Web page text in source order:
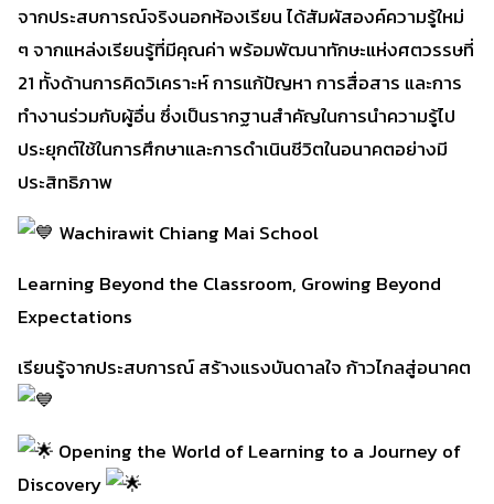
จากประสบการณ์จริงนอกห้องเรียน ได้สัมผัสองค์ความรู้ใหม่
ๆ จากแหล่งเรียนรู้ที่มีคุณค่า พร้อมพัฒนาทักษะแห่งศตวรรษที่
21 ทั้งด้านการคิดวิเคราะห์ การแก้ปัญหา การสื่อสาร และการ
ทำงานร่วมกับผู้อื่น ซึ่งเป็นรากฐานสำคัญในการนำความรู้ไป
ประยุกต์ใช้ในการศึกษาและการดำเนินชีวิตในอนาคตอย่างมี
ประสิทธิภาพ
Wachirawit Chiang Mai School
Learning Beyond the Classroom, Growing Beyond
Expectations
เรียนรู้จากประสบการณ์ สร้างแรงบันดาลใจ ก้าวไกลสู่อนาคต
Opening the World of Learning to a Journey of
Discovery